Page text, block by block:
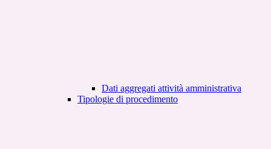
Dati aggregati attività amministrativa
Tipologie di procedimento